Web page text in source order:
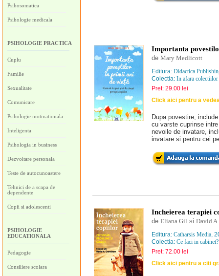
Psihosomatica
Psihologie medicala
PSIHOLOGIE PRACTICA
Cuplu
Familie
Sexualitate
Comunicare
Psihologie motivationala
Inteligenta
Psihologia in business
Dezvoltare personala
Teste de autocunoastere
Tehnici de a scapa de
dependente
Copii si adolescenti
PSIHOLOGIE
EDUCATIONALA
Pedagogie
Consiliere scolara
Importanta
de Mary Medlicott
Editura: Didactica
Colectia: In afara colectiilor
Pret: 29.00 lei
Click aici pentru a
Dupa povestire,
cu varste cuprinse
nevoile de invatare,
invatare si pentru cei
Incheierea terapiei
de Eliana Gil si David
Editura: Catharsis Media,
Colectia: Ce faci in cabinet?
Pret: 72.00 lei
Click aici pentru a citi